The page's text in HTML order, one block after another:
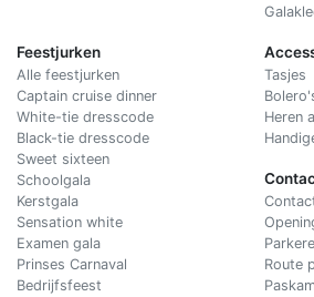
Feestjurken
Alle feestjurken
Captain cruise dinner
White-tie dresscode
Black-tie dresscode
Sweet sixteen
Schoolgala
Kerstgala
Sensation white
Examen gala
Prinses Carnaval
Bedrijfsfeest
Tasjes
Heren
C
Route